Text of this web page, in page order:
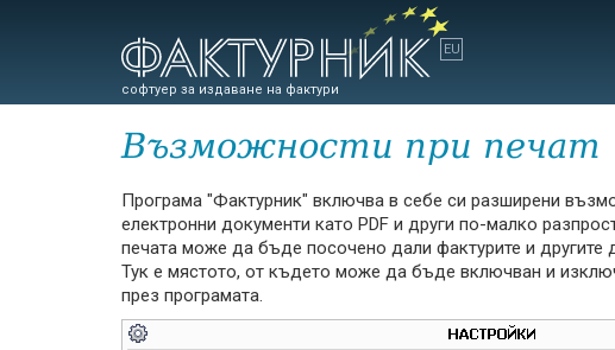
софтуер за издаване на фактури
Възможности при печат
Програма "Фактурник" включва в себе си разширени
електронни документи като PDF и други по-малко
печата може да бъде посочено дали фактурите и
Тук е мястото, от където може да бъде включван и
през програмата.